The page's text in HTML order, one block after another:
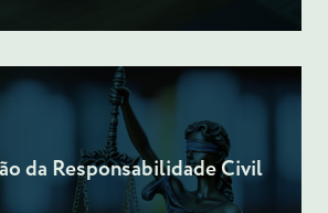
da Responsabilidade Civil